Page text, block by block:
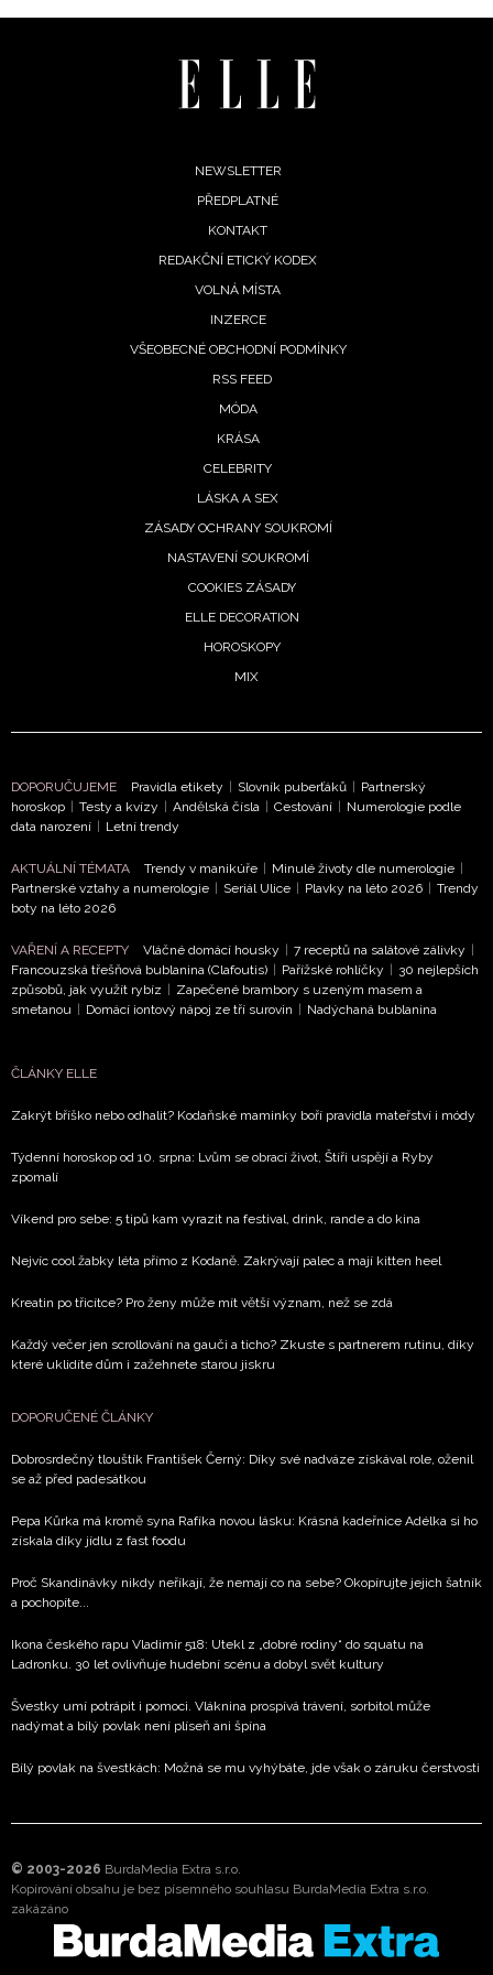
zpracováním údajů k tomuto účelu podleZásad ochrany
NEWSLETTER
PŘEDPLATNÉ
KONTAKT
REDAKČNÍ ETICKÝ KODEX
VOLNÁ MÍSTA
INZERCE
VŠEOBECNÉ OBCHODNÍ PODMÍNKY
RSS FEED
MÓDA
KRÁSA
CELEBRITY
LÁSKA A SEX
ZÁSADY OCHRANY SOUKROMÍ
NASTAVENÍ SOUKROMÍ
COOKIES ZÁSADY
ELLE DECORATION
HOROSKOPY
MIX
DOPORUČUJEME Pravidla etikety | Slovník puberťáků | Partnerský
horoskop | Testy a kvízy | Andělská čísla | Cestování | Numerologie podle
data narození | Letní trendy
AKTUÁLNÍ TÉMATA Trendy v manikúře | Minulé životy dle numerologie |
Partnerské vztahy a numerologie | Seriál Ulice | Plavky na léto 2026 | Trendy
boty na léto 2026
VAŘENÍ A RECEPTY Vláčné domácí housky | 7 receptů na salátové zálivky |
Francouzská třešňová bublanina (Clafoutis) | Pařížské rohlíčky | 30 nejlepších
způsobů, jak využít rybíz | Zapečené brambory s uzeným masem a
smetanou | Domácí iontový nápoj ze tří surovin | Nadýchaná bublanina
ČLÁNKY ELLE
Zakrýt bříško nebo odhalit? Kodaňské maminky boří pravidla mateřství i módy
Týdenní horoskop od 10. srpna: Lvům se obrací život, Štíři uspějí a Ryby
zpomalí
Víkend pro sebe: 5 tipů kam vyrazit na festival, drink, rande a do kina
Nejvíc cool žabky léta přímo z Kodaně. Zakrývají palec a mají kitten heel
Kreatin po třicítce? Pro ženy může mít větší význam, než se zdá
Každý večer jen scrollování na gauči a ticho? Zkuste s partnerem rutinu, díky
které uklidíte dům i zažehnete starou jiskru
DOPORUČENÉ ČLÁNKY
Dobrosrdečný tlouštík František Černý: Díky své nadváze získával role, oženil
se až před padesátkou
Pepa Kůrka má kromě syna Rafíka novou lásku: Krásná kadeřnice Adélka si ho
získala díky jídlu z fast foodu
Proč Skandinávky nikdy neříkají, že nemají co na sebe? Okopírujte jejich šatník
a pochopíte...
Ikona českého rapu Vladimír 518: Utekl z „dobré rodiny“ do squatu na
Ladronku. 30 let ovlivňuje hudební scénu a dobyl svět kultury
Švestky umí potrápit i pomoci. Vláknina prospívá trávení, sorbitol může
nadýmat a bílý povlak není plíseň ani špína
Bílý povlak na švestkách: Možná se mu vyhýbáte, jde však o záruku čerstvosti
© 2003-2026 BurdaMedia Extra s.r.o.
Kopírování obsahu je bez písemného souhlasu BurdaMedia Extra s.r.o.
zakázáno